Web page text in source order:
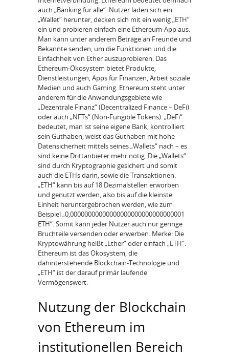
auch „Banking für alle“. Nutzer laden sich ein
„Wallet“ herunter, decken sich mit ein wenig „ETH“
ein und probieren einfach eine Ethereum-App aus.
Man kann unter anderem Beträge an Freunde und
Bekannte senden, um die Funktionen und die
Einfachheit von Ether auszuprobieren. Das
Ethereum-Ökosystem bietet Produkte,
Dienstleistungen, Apps für Finanzen, Arbeit soziale
Medien und auch Gaming. Ethereum steht unter
anderem für die Anwendungsgebiete wie
„Dezentrale Finanz“ (Decentralized Finance – DeFi)
oder auch „NFTs“ (Non-Fungible Tokens). „DeFi“
bedeutet, man ist seine eigene Bank, kontrolliert
sein Guthaben, weist das Guthaben mit hohe
Datensicherheit mittels seines „Wallets“ nach – es
sind keine Drittanbieter mehr nötig. Die „Wallets“
sind durch Kryptographie gesichert und somit
auch die ETHs darin, sowie die Transaktionen.
„ETH“ kann bis auf 18 Dezimalstellen erworben
und genutzt werden, also bis auf die kleinste
Einheit heruntergebrochen werden, wie zum
Beispiel „0,00000000000000000000000000000001
ETH“. Somit kann jeder Nutzer auch nur geringe
Bruchteile versenden oder erwerben. Merke: Die
Kryptowährung heißt „Ether“ oder einfach „ETH“.
Ethereum ist das Ökosystem, die
dahinterstehende Blockchain-Technologie und
„ETH“ ist der darauf primär laufende
Vermögenswert.
Nutzung der Blockchain
von Ethereum im
institutionellen Bereich